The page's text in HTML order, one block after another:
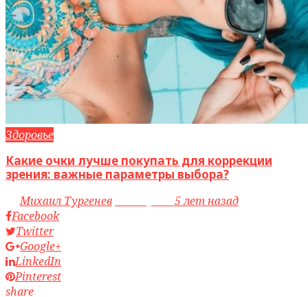
Здоровье
Какие очки лучше покупать для коррекции
зрения: важные параметры выбора?
byМихаил Тургенев
5 лет назад
Facebook
Twitter
Google+
LinkedIn
Pinterest
share